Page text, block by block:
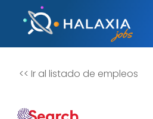
<< Ir al listado de empleos